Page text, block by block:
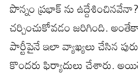
పొన్నం ప్రభాక్ ను
చర్చించుకోవడం జరిగింది.
పార్టీపైనే ఇలా వ్యాఖ్యలు చేసిన
కొందరు ఫిర్యాదులు చేశారు.